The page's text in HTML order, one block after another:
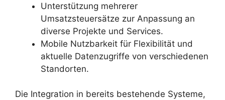
Unterstützung mehrerer
Umsatzsteuersätze zur Anpassung an
diverse Projekte und Services.
Mobile Nutzbarkeit für Flexibilität und
aktuelle Datenzugriffe von verschiedenen
Standorten.
Die Integration in bereits bestehende Systeme,